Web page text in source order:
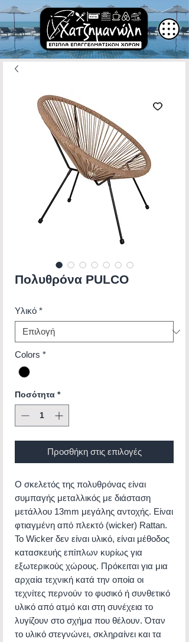
Πολυθρόνα PULCO
Υλικό *
Colors *
Ποσότητα *
Προσθήκη στις επιλογές
Ο σκελετός της πολυθρόνας είναι
συμπαγής μεταλλικός με διάσταση
μετάλλου 13mm μεγάλης αντοχής. Είναι
φτιαγμένη από πλεκτό (wicker) Rattan.
Το Wicker δεν είναι υλικό, είναι μέθοδος
κατασκευής επίπλων κυρίως για
εξωτερικούς χώρους. Πρόκειται για μια
αρχαία τεχνική κατά την οποία οι
τεχνίτες περνούν το φυσικό ή συνθετικό
υλικό από ατμό και στη συνέχεια το
λυγίζουν στο σχήμα που θέλουν. Όταν
το υλικό στεγνώνει, σκληραίνει και τα